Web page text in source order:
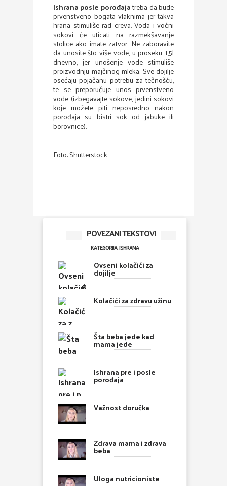
Ishrana posle porođajatreba da bude
prvenstveno bogata vlaknima jer takva
hrana stimuliše rad creva. Voda i voćni
sokovi će uticati na razmekšavanje
stolice ako imate zatvor. Ne zaboravite
da unosite što više vode, u proseku 1,5l
dnevno, jer unošenje vode stimuliše
proizvodnju majčinog mleka. Sve dojilje
osećaju pojačanu potrebu za tečnošću,
te se preporučuje unos prvenstveno
vode (izbegavajte sokove, jedini sokovi
koje možete piti neposredno nakon
porođaja su bistri sok od jabuke ili
borovnice).
Foto: Shutterstock
POVEZANI TEKSTOVI
KATEGORIJA: ISHRANA
Ovseni kolačići za
dojilje
Kolačići za zdravu užinu
Šta beba jede kad
mama jede
Ishrana pre i posle
porođaja
Važnost doručka
Zdrava mama i zdrava
beba
Uloga nutricioniste